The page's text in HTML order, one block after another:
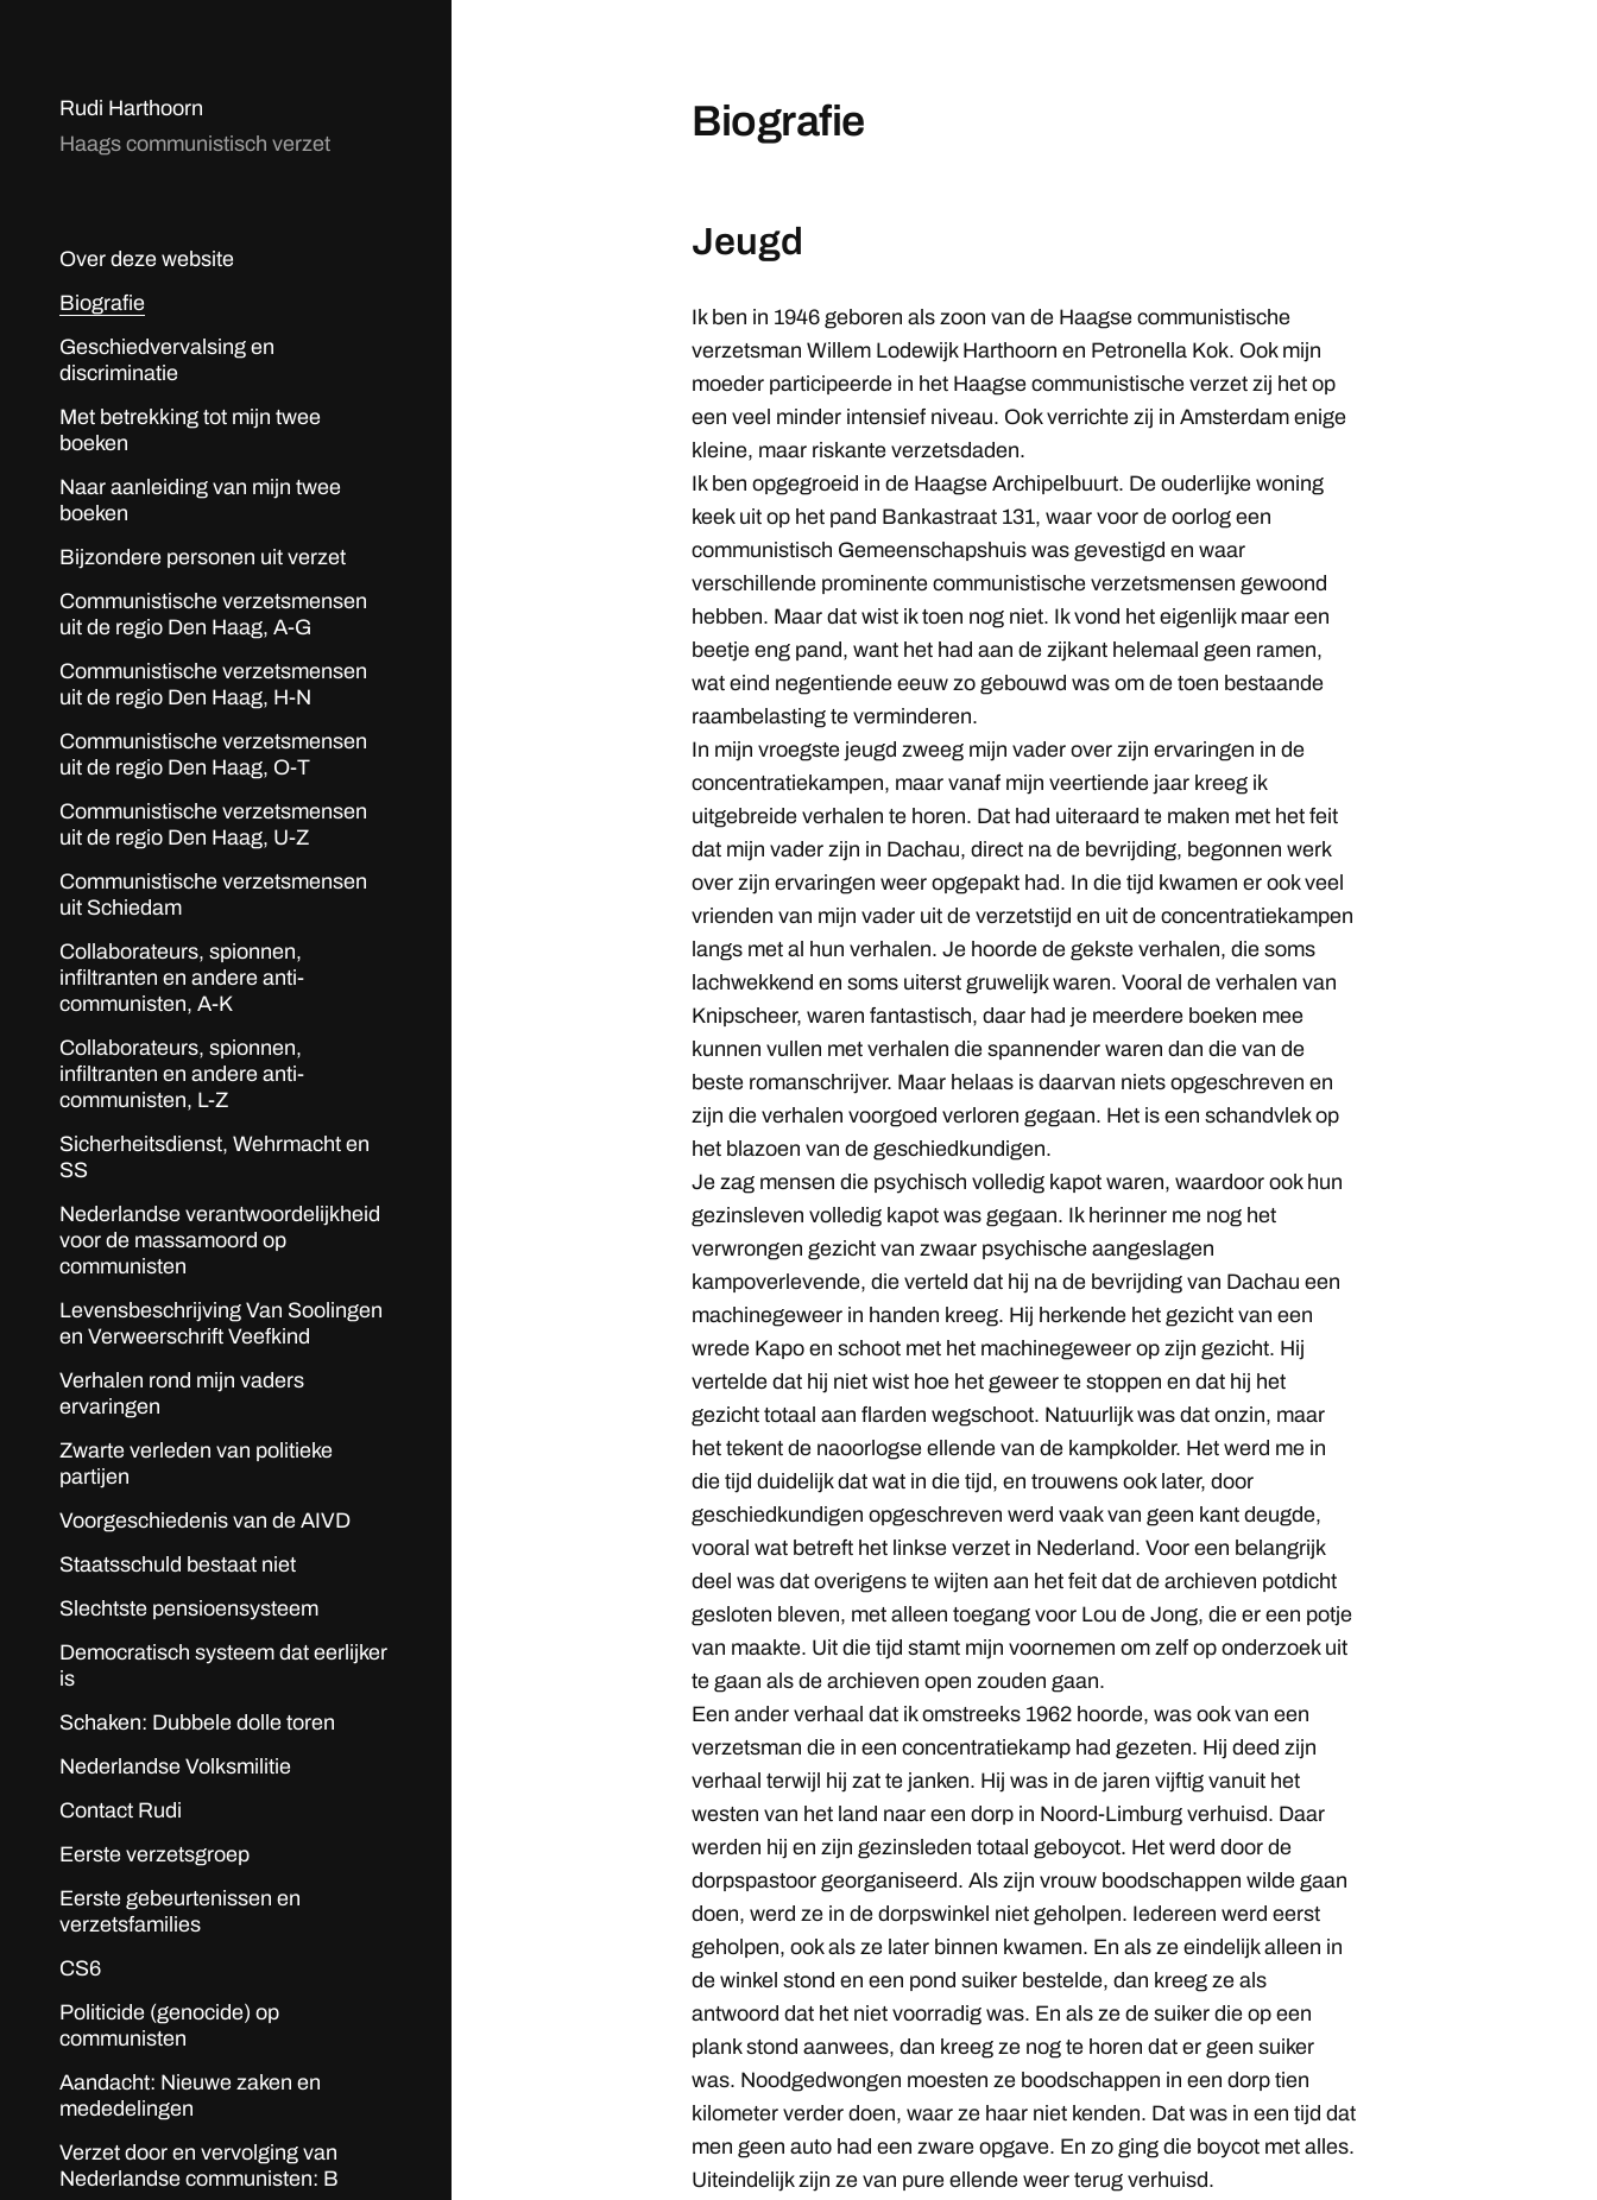
Rudi Harthoorn
Haags communistisch verzet
Over deze website
Biografie
Geschiedvervalsing en
discriminatie
Met betrekking tot mijn twee
boeken
Naar aanleiding van mijn twee
boeken
Bijzondere personen uit verzet
Communistische verzetsmensen
uit de regio Den Haag, A-G
Communistische verzetsmensen
uit de regio Den Haag, H-N
Communistische verzetsmensen
uit de regio Den Haag, O-T
Communistische verzetsmensen
uit de regio Den Haag, U-Z
Communistische verzetsmensen
uit Schiedam
Collaborateurs, spionnen,
infiltranten en andere anti-
communisten, A-K
Collaborateurs, spionnen,
infiltranten en andere anti-
communisten, L-Z
Sicherheitsdienst, Wehrmacht en
SS
Nederlandse verantwoordelijkheid
voor de massamoord op
communisten
Levensbeschrijving Van Soolingen
en Verweerschrift Veefkind
Verhalen rond mijn vaders
ervaringen
Zwarte verleden van politieke
partijen
Voorgeschiedenis van de AIVD
Staatsschuld bestaat niet
Slechtste pensioensysteem
Democratisch systeem dat eerlijker
is
Schaken: Dubbele dolle toren
Nederlandse Volksmilitie
Contact Rudi
Eerste verzetsgroep
Eerste gebeurtenissen en
verzetsfamilies
CS6
Politicide (genocide) op
communisten
Aandacht: Nieuwe zaken en
mededelingen
Verzet door en vervolging van
Nederlandse communisten: B
Biografie
Jeugd
Ik ben in 1946 geboren als zoon van de Haagse communistische
verzetsman Willem Lodewijk Harthoorn en Petronella Kok. Ook mijn
moeder participeerde in het Haagse communistische verzet zij het op
een veel minder intensief niveau. Ook verrichte zij in Amsterdam enige
kleine, maar riskante verzetsdaden.
Ik ben opgegroeid in de Haagse Archipelbuurt. De ouderlijke woning
keek uit op het pand Bankastraat 131, waar voor de oorlog een
communistisch Gemeenschapshuis was gevestigd en waar
verschillende prominente communistische verzetsmensen gewoond
hebben. Maar dat wist ik toen nog niet. Ik vond het eigenlijk maar een
beetje eng pand, want het had aan de zijkant helemaal geen ramen,
wat eind negentiende eeuw zo gebouwd was om de toen bestaande
raambelasting te verminderen.
In mijn vroegste jeugd zweeg mijn vader over zijn ervaringen in de
concentratiekampen, maar vanaf mijn veertiende jaar kreeg ik
uitgebreide verhalen te horen. Dat had uiteraard te maken met het feit
dat mijn vader zijn in Dachau, direct na de bevrijding, begonnen werk
over zijn ervaringen weer opgepakt had. In die tijd kwamen er ook veel
vrienden van mijn vader uit de verzetstijd en uit de concentratiekampen
langs met al hun verhalen. Je hoorde de gekste verhalen, die soms
lachwekkend en soms uiterst gruwelijk waren. Vooral de verhalen van
Knipscheer, waren fantastisch, daar had je meerdere boeken mee
kunnen vullen met verhalen die spannender waren dan die van de
beste romanschrijver. Maar helaas is daarvan niets opgeschreven en
zijn die verhalen voorgoed verloren gegaan. Het is een schandvlek op
het blazoen van de geschiedkundigen.
Je zag mensen die psychisch volledig kapot waren, waardoor ook hun
gezinsleven volledig kapot was gegaan. Ik herinner me nog het
verwrongen gezicht van zwaar psychische aangeslagen
kampoverlevende, die verteld dat hij na de bevrijding van Dachau een
machinegeweer in handen kreeg. Hij herkende het gezicht van een
wrede Kapo en schoot met het machinegeweer op zijn gezicht. Hij
vertelde dat hij niet wist hoe het geweer te stoppen en dat hij het
gezicht totaal aan flarden wegschoot. Natuurlijk was dat onzin, maar
het tekent de naoorlogse ellende van de kampkolder. Het werd me in
die tijd duidelijk dat wat in die tijd, en trouwens ook later, door
geschiedkundigen opgeschreven werd vaak van geen kant deugde,
vooral wat betreft het linkse verzet in Nederland. Voor een belangrijk
deel was dat overigens te wijten aan het feit dat de archieven potdicht
gesloten bleven, met alleen toegang voor Lou de Jong, die er een potje
van maakte. Uit die tijd stamt mijn voornemen om zelf op onderzoek uit
te gaan als de archieven open zouden gaan.
Een ander verhaal dat ik omstreeks 1962 hoorde, was ook van een
verzetsman die in een concentratiekamp had gezeten. Hij deed zijn
verhaal terwijl hij zat te janken. Hij was in de jaren vijftig vanuit het
westen van het land naar een dorp in Noord-Limburg verhuisd. Daar
werden hij en zijn gezinsleden totaal geboycot. Het werd door de
dorpspastoor georganiseerd. Als zijn vrouw boodschappen wilde gaan
doen, werd ze in de dorpswinkel niet geholpen. Iedereen werd eerst
geholpen, ook als ze later binnen kwamen. En als ze eindelijk alleen in
de winkel stond en een pond suiker bestelde, dan kreeg ze als
antwoord dat het niet voorradig was. En als ze de suiker die op een
plank stond aanwees, dan kreeg ze nog te horen dat er geen suiker
was. Noodgedwongen moesten ze boodschappen in een dorp tien
kilometer verder doen, waar ze haar niet kenden. Dat was in een tijd dat
men geen auto had een zware opgave. En zo ging die boycot met alles.
Uiteindelijk zijn ze van pure ellende weer terug verhuisd.